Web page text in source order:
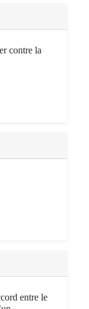
contre la
entre le